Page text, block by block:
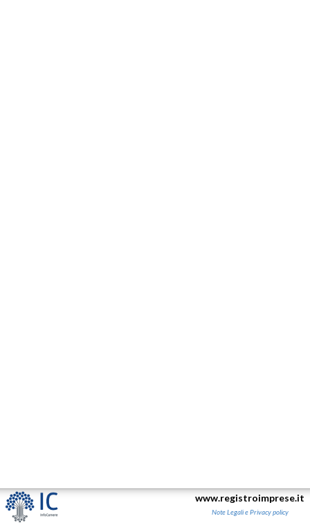
www.registroimprese.it
Note Legali e Privacy policy